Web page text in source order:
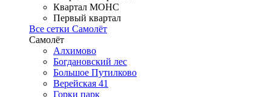
Квартал МОНС
Первый квартал
Все сетки Самолёт
Самолёт
Алхимово
Богдановский лес
Большое Путилково
Верейская 41
Горки парк